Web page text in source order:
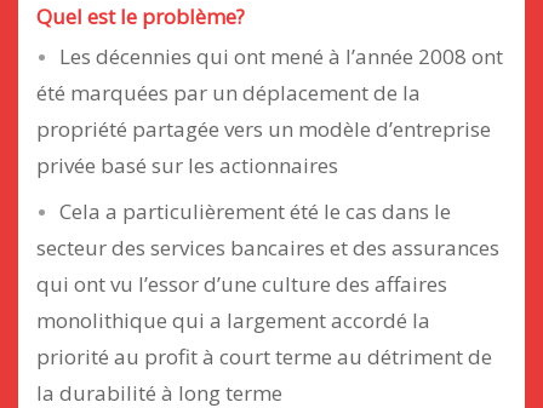
Quel est le problème?
Les décennies qui ont mené à l’année 2008 ont
été marquées par un déplacement de la
propriété partagée vers un modèle d’entreprise
privée basé sur les actionnaires
Cela a particulièrement été le cas dans le
secteur des services bancaires et des assurances
qui ont vu l’essor d’une culture des affaires
monolithique qui a largement accordé la
priorité au profit à court terme au détriment de
la durabilité à long terme